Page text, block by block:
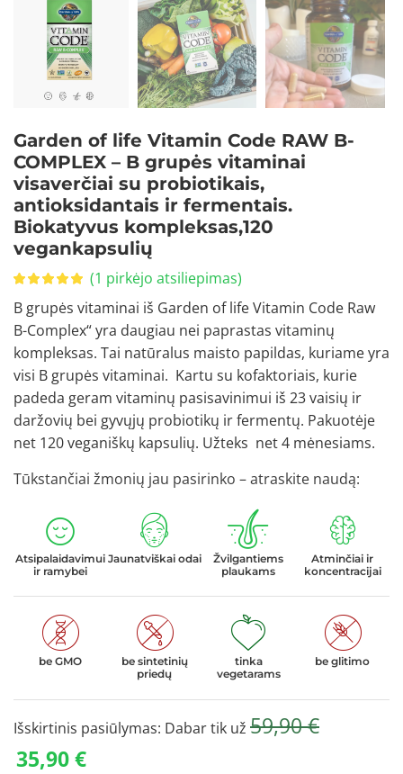
Garden of life Vitamin Code RAW B-
COMPLEX – B grupės vitaminai
visaverčiai su probiotikais,
antioksidantais ir fermentais.
Biokatyvus kompleksas,120
vegankapsulių
(1 pirkėjo atsiliepimas)
B grupės vitaminai iš Garden of life Vitamin Code Raw
B-Complex“ yra daugiau nei paprastas vitaminų
kompleksas. Tai natūralus maisto papildas, kuriame yra
visi B grupės vitaminai. Kartu su kofaktoriais, kurie
padeda geram vitaminų pasisavinimui iš 23 vaisių ir
daržovių bei gyvųjų probiotikų ir fermentų. Pakuotėje
net 120 veganiškų kapsulių. Užteks net 4 mėnesiams.
Tūkstančiai žmonių jau pasirinko – atraskite naudą:
Atsipalaidavimui
ir ramybei
Jaunatviškai odai
Žvilgantiems
plaukams
Atminčiai ir
koncentracijai
be GMO
be sintetinių
priedų
tinka
vegetarams
be glitimo
Išskirtinis pasiūlymas: Dabar tik už 59,90€
35,90€